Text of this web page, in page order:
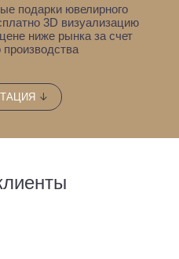
подарки ювелирного
3D визуализацию
ниже рынка за счет
производства
↓